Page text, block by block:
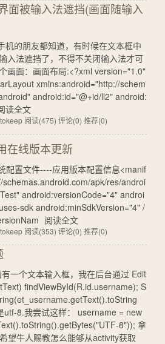
面被输入法遮挡(画面随输入
机的朋友都知道，有时候在文本框中
入法遮挡了，不得不关闭输入法才可
画面：画面布局:<?xml version="1.0"
xmlns:android="http://schem
android:id="@+id/ll2" android:
读全文
阅读(475) 评论(0) 推荐(0)
在线版本更新
配置文件----应用版本配置信息<manif
apk/res/androi
android:versionCode="4" androi
sdk android:minSdkVersion="4" /
阅读全文
阅读(353) 评论(0) 推荐(0)
一个文本输入框，我在后台通过 Edit
findViewById(R.id.username); S
utf-8.我尝试这样： username = new
8")); 拿
望牛人赐教怎么能够从activity获取